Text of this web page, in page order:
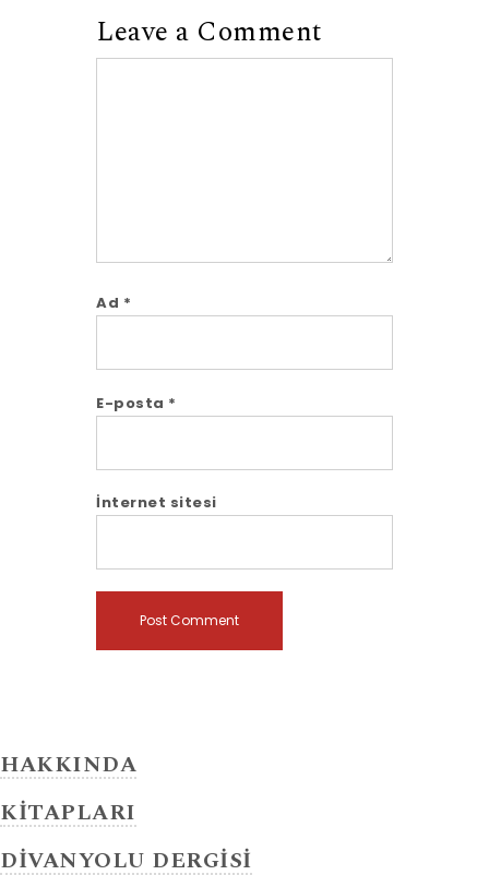
Leave a Comment
Ad *
E-posta *
İnternet sitesi
HAKKINDA
KİTAPLARI
DİVANYOLU DERGİSİ